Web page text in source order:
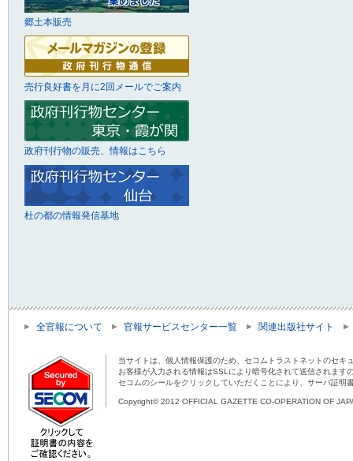
郷土本販売
売行良好書を月に2回メールでご案内
政府刊行物の販売、情報はこちら
杜の都の情報発信基地
全官報について 官報サービスセンター一覧 関連出版社サイト
当サイトは、個人情報保護のため、セコムトラストネットのセキ
お客様が入力される情報はSSLにより暗号化されて送信されま
セコムのシールをクリックしていただくことにより、サーバ証明
Copyright© 2012 OFFICIAL GAZETTE CO-OPERATION OF